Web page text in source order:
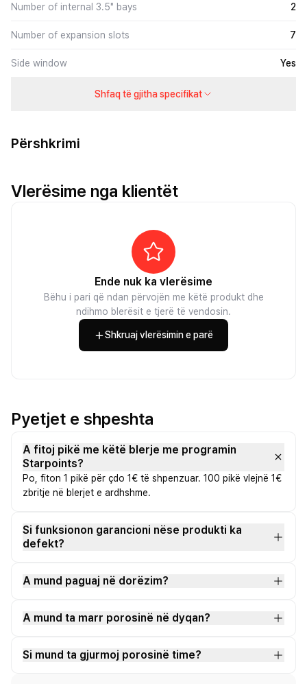
Number of internal 3.5" bays 2
Number of expansion slots 7
Side window Yes
Shfaq të gjitha specifikat
Përshkrimi
Vlerësime nga klientët
Ende nuk ka vlerësime
Bëhu i pari që ndan përvojën me këtë produkt dhe
ndihmo blerësit e tjerë të vendosin.
Shkruaj vlerësimin e parë
Pyetjet e shpeshta
A fitoj pikë me këtë blerje me programin
Starpoints?
Po, fiton 1 pikë për çdo 1€ të shpenzuar. 100 pikë vlejnë 1€
zbritje në blerjet e ardhshme.
Si funksionon garancioni nëse produkti ka
defekt?
A mund paguaj në dorëzim?
A mund ta marr porosinë në dyqan?
Si mund ta gjurmoj porosinë time?